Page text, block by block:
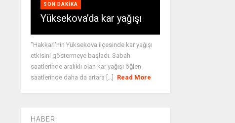
SON DAKIKA
Yüksekova’da kar yağışı
"Hakkari'nin Yüksekova ilçesinde kar yağışı
etkisini göstermeye başladı. Sabah
saatlerinde aralıklı olan kar yağışı öğlen
saatlerinde daha da artara [...]
Read More
HABER